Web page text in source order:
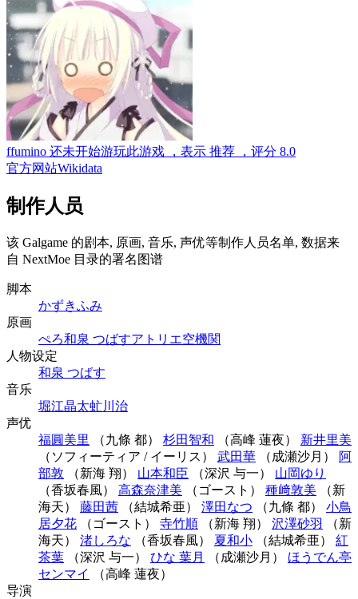
ffumino 还未开始游玩此游戏 ，表示 推荐 ，评分 8.0
官方网站Wikidata
制作人员
该 Galgame 的剧本, 原画, 音乐, 声优等制作人员名单, 数据来
自 NextMoe 目录的署名图谱
脚本
かずきふみ
原画
ぺろ和泉 つばすアトリエ空機関
人物设定
和泉 つばす
音乐
堀江晶太虻川治
声优
福圓美里
（九條 都） 杉田智和 （高峰 蓮夜） 新井里美
（ソフィーティア / イーリス） 武田華 （成瀬沙月）
阿
部敦 （新海 翔） 山本和臣 （深沢 与一） 山岡ゆり
（香坂春風） 高森奈津美 （ゴースト） 種﨑敦美 （新
海天） 藤田茜 （結城希亜） 澤田なつ （九條 都） 小鳥
居夕花 （ゴースト） 寺竹順 （新海 翔） 沢澤砂羽
（新
海天） 渚しろな （香坂春風） 夏和小 （結城希亜） 紅
茶葉 （深沢 与一） ひな 葉月 （成瀬沙月） ほうでん亭
センマイ
（高峰 蓮夜）
导演